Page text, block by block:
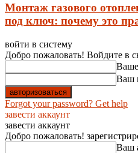
Монтаж газового
под ключ: почему это
войти в систему
Добро пожаловать! Войдите в
Ваше
Ваш
Forgot your password? Get help
завести аккаунт
завести аккаунт
Добро пожаловать!
Ваш